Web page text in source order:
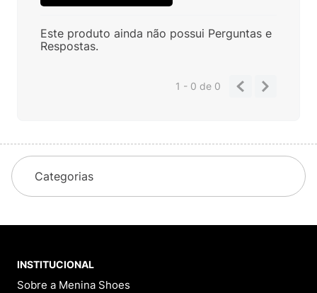
Este produto ainda não possui Perguntas e
Respostas.
1 - 0de 0
Categorias
INSTITUCIONAL
Sobre a Menina Shoes